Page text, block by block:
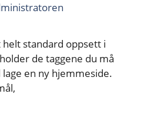
standard oppsett i
de taggene du må
en ny hjemmeside.